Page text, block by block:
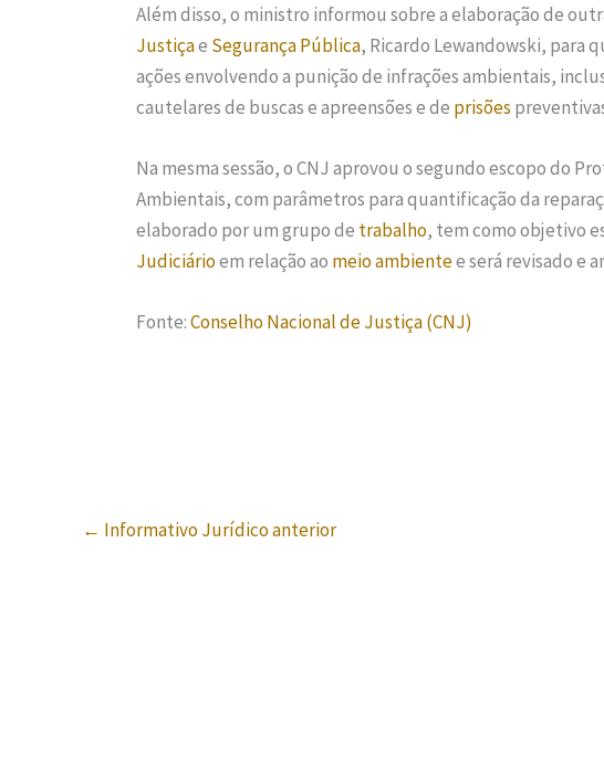
Além disso, o ministro informou sobre a elaboração de
Justiçae Segurança Pública, Ricardo Lewandowski, para
ações envolvendo a punição de infrações ambientais,
cautelares de buscas e apreensões e de prisões
Na mesma sessão, o CNJ aprovou o segundo escopo do
Ambientais, com parâmetros para quantificação da
elaborado por um grupo de trabalho, tem como objetivo
Judiciárioem relação ao meio ambientee será revisado e
Fonte:Conselho Nacional de Justiça (CNJ)
← Informativo Jurídico anterior